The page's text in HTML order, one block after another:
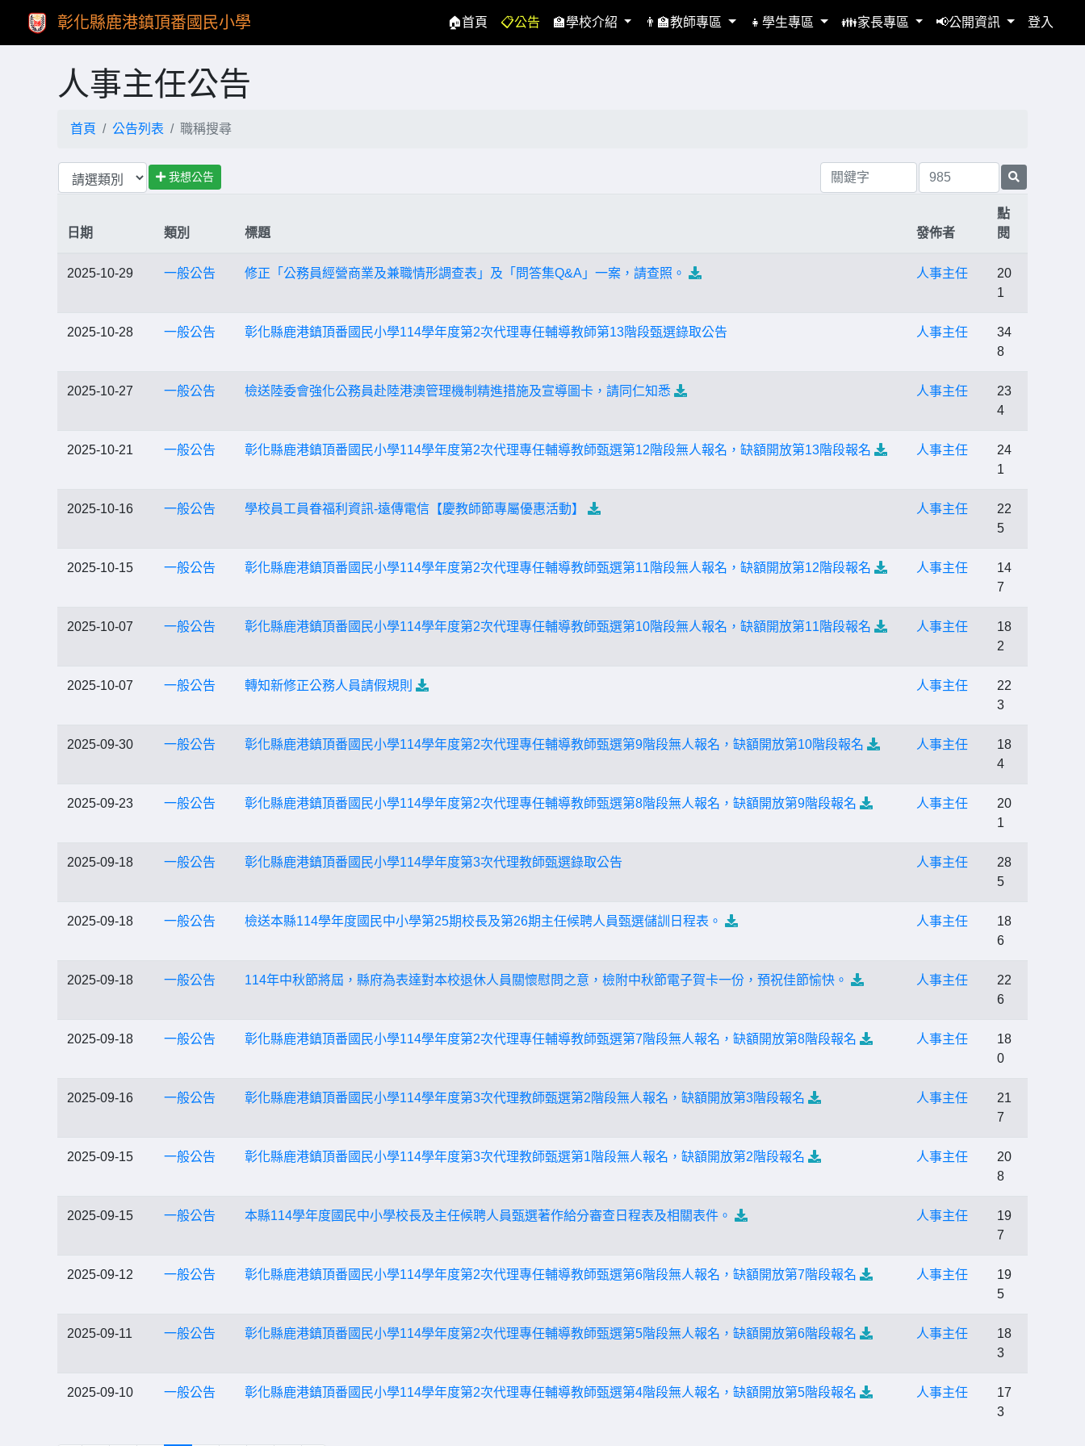
彰化縣鹿港鎮頂番國民小學 🏠首頁(current)
📋公告 🏫學校介紹 👨‍🏫教師專區 👧學生專區 👪家長專區 📢公開資訊 登入
人事主任公告
首頁 公告列表 職稱搜尋
我想公告
日期 類別 標題 發佈者
點
閱
2025-10-29 一般公告 修正「公務員經營商業及兼職情形調查表」及「問答集Q&A」一案，請查照。 人事主任
20
1
2025-10-28 一般公告 彰化縣鹿港鎮頂番國民小學114學年度第2次代理專任輔導教師第13階段甄選錄取公告 人事主任
34
8
2025-10-27 一般公告 檢送陸委會強化公務員赴陸港澳管理機制精進措施及宣導圖卡，請同仁知悉 人事主任
23
4
2025-10-21 一般公告 彰化縣鹿港鎮頂番國民小學114學年度第2次代理專任輔導教師甄選第12階段無人報名，缺額開放第13階段報名 人事主任
24
1
2025-10-16 一般公告 學校員工員眷福利資訊-遠傳電信【慶教師節專屬優惠活動】 人事主任
22
5
2025-10-15 一般公告 彰化縣鹿港鎮頂番國民小學114學年度第2次代理專任輔導教師甄選第11階段無人報名，缺額開放第12階段報名 人事主任
14
7
2025-10-07 一般公告 彰化縣鹿港鎮頂番國民小學114學年度第2次代理專任輔導教師甄選第10階段無人報名，缺額開放第11階段報名 人事主任
18
2
2025-10-07 一般公告 轉知新修正公務人員請假規則 人事主任
22
3
2025-09-30 一般公告 彰化縣鹿港鎮頂番國民小學114學年度第2次代理專任輔導教師甄選第9階段無人報名，缺額開放第10階段報名 人事主任
18
4
2025-09-23 一般公告 彰化縣鹿港鎮頂番國民小學114學年度第2次代理專任輔導教師甄選第8階段無人報名，缺額開放第9階段報名 人事主任
20
1
2025-09-18 一般公告 彰化縣鹿港鎮頂番國民小學114學年度第3次代理教師甄選錄取公告 人事主任
28
5
2025-09-18 一般公告 檢送本縣114學年度國民中小學第25期校長及第26期主任候聘人員甄選儲訓日程表。 人事主任
18
6
2025-09-18 一般公告 114年中秋節將屆，縣府為表達對本校退休人員關懷慰問之意，檢附中秋節電子賀卡一份，預祝佳節愉快。 人事主任
22
6
2025-09-18 一般公告 彰化縣鹿港鎮頂番國民小學114學年度第2次代理專任輔導教師甄選第7階段無人報名，缺額開放第8階段報名 人事主任
18
0
2025-09-16 一般公告 彰化縣鹿港鎮頂番國民小學114學年度第3次代理教師甄選第2階段無人報名，缺額開放第3階段報名 人事主任
21
7
2025-09-15 一般公告 彰化縣鹿港鎮頂番國民小學114學年度第3次代理教師甄選第1階段無人報名，缺額開放第2階段報名 人事主任
20
8
2025-09-15 一般公告 本縣114學年度國民中小學校長及主任候聘人員甄選著作給分審查日程表及相關表件。 人事主任
19
7
2025-09-12 一般公告 彰化縣鹿港鎮頂番國民小學114學年度第2次代理專任輔導教師甄選第6階段無人報名，缺額開放第7階段報名 人事主任
19
5
2025-09-11 一般公告 彰化縣鹿港鎮頂番國民小學114學年度第2次代理專任輔導教師甄選第5階段無人報名，缺額開放第6階段報名 人事主任
18
3
2025-09-10 一般公告 彰化縣鹿港鎮頂番國民小學114學年度第2次代理專任輔導教師甄選第4階段無人報名，缺額開放第5階段報名 人事主任
17
3